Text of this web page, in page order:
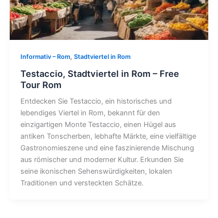
Informativ – Rom, Stadtviertel in Rom
Testaccio, Stadtviertel in Rom – Free
Tour Rom
Entdecken Sie Testaccio, ein historisches und
lebendiges Viertel in Rom, bekannt für den
einzigartigen Monte Testaccio, einen Hügel aus
antiken Tonscherben, lebhafte Märkte, eine vielfältige
Gastronomieszene und eine faszinierende Mischung
aus römischer und moderner Kultur. Erkunden Sie
seine ikonischen Sehenswürdigkeiten, lokalen
Traditionen und versteckten Schätze.